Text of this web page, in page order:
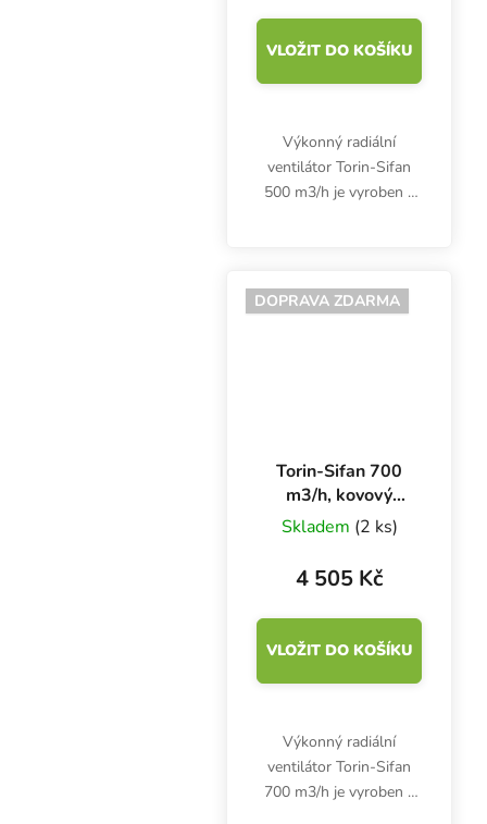
VLOŽIT DO KOŠÍKU
Výkonný radiální
ventilátor Torin-Sifan
500 m3/h je vyroben z
dobu.
DOPRAVA ZDARMA
Torin-Sifan 700
m3/h, kovový
ventilátor ulita
[DDN 524-700]
Skladem (2 ks)
4 505 Kč
VLOŽIT DO KOŠÍKU
Výkonný radiální
ventilátor Torin-Sifan
700 m3/h je vyroben z